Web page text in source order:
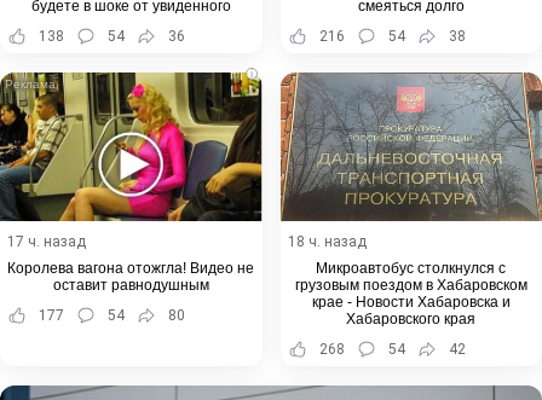
будете в шоке от увиденного
138
54 36
смеяться долго
216
54 38
i
17 ч. назад
Королева вагона отожгла! Видео не
оставит равнодушным
177
54 80
18 ч. назад
Микроавтобус столкнулся с
грузовым поездом в Хабаровском
крае - Новости Хабаровска и
Хабаровского края
268
54 42